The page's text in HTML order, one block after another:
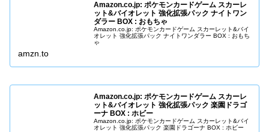
Amazon.co.jp: ポケモンカードゲーム スカーレ
ット&バイオレット 強化拡張パック ナイトワン
ダラー BOX : おもちゃ
Amazon.co.jp: ポケモンカードゲーム スカーレット&バイ
オレット 強化拡張パック ナイトワンダラー BOX : おもち
ゃ
amzn.to
Amazon.co.jp: ポケモンカードゲーム スカーレ
ット&バイオレット 強化拡張パック 楽園ドラゴ
ーナ BOX : ホビー
Amazon.co.jp: ポケモンカードゲーム スカーレット&バイ
オレット 強化拡張パック 楽園ドラゴーナ BOX : ホビー